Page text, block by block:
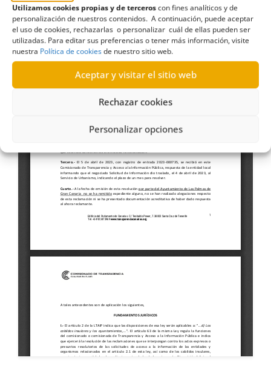
Utilizamos cookies propias y de terceroscon fines analíticos y de
personalización de nuestros contenidos. A continuación, puede aceptar
el uso de cookies, rechazarlas o personalizar cuál de ellas pueden ser
utilizadas. Para editar sus preferencias o tener más información, visite
nuestra Política de cookiesde nuestro sitio web.
Aceptar y visitar el sitio web
Rechazar cookies
Personalizar opciones